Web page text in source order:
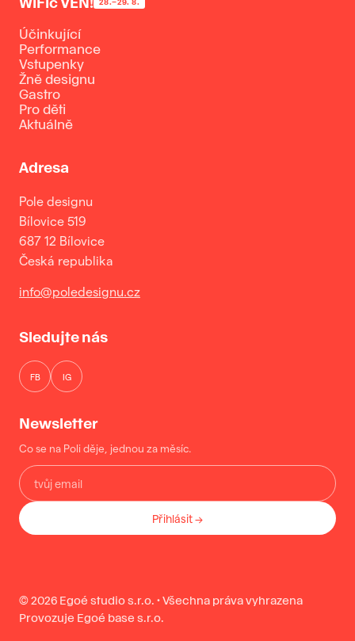
Účinkující
Performance
Vstupenky
Žně designu
Gastro
Pro děti
Aktuálně
Adresa
Pole designu
Bílovice 519
687 12 Bílovice
Česká republika
info@poledesignu.cz
Sledujte nás
FB IG
Newsletter
Co se na Poli děje, jednou za měsíc.
Přihlásit →
© 2026 Egoé studio s.r.o. · Všechna práva vyhrazena
Provozuje Egoé base s.r.o.